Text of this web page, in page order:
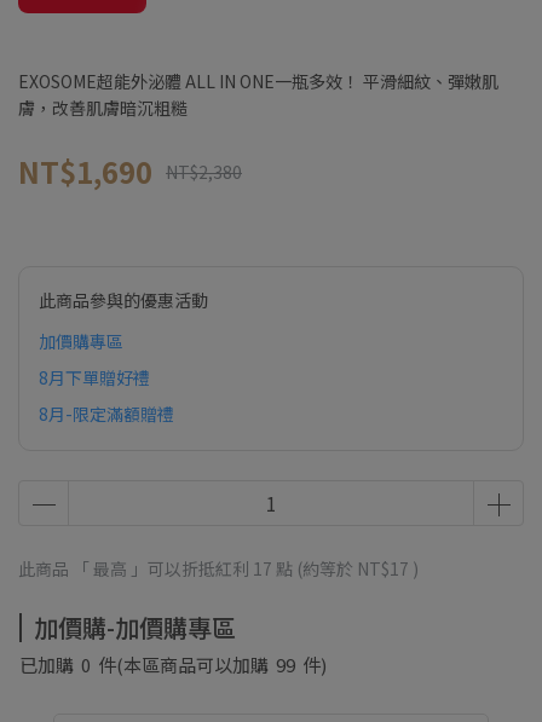
EXOSOME超能外泌體 ALL IN ONE一瓶多效！ 平滑細紋、彈嫩肌
膚，改善肌膚暗沉粗糙
NT$1,690 NT$2,380
此商品參與的優惠活動
加價購專區
8月下單贈好禮
8月-限定滿額贈禮
此商品 「 最高 」可以折抵紅利 17 點 (約等於 NT$17 )
加價購-加價購專區
已加購 0 件(本區商品可以加購 99 件)